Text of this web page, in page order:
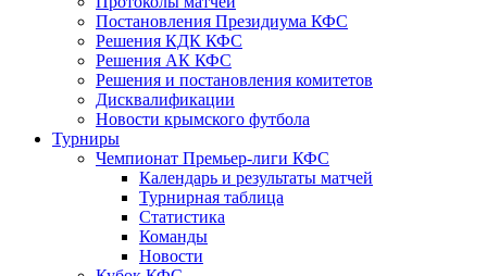
Постановления Президиума КФС
Решения КДК КФС
Решения АК КФС
Решения и постановления комитетов
Дисквалификации
Новости крымского футбола
Турниры
Чемпионат Премьер-лиги КФС
Календарь и результаты матчей
Турнирная таблица
Статистика
Команды
Новости